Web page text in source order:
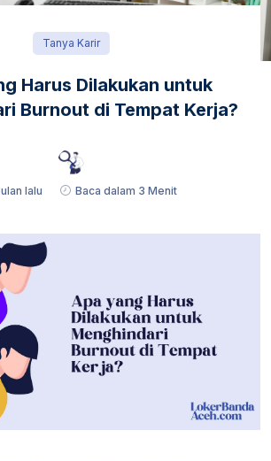
Tanya Karir
Harus Dilakukan untuk
Burnout di Tempat Kerja?
lalu Baca dalam 3 Menit